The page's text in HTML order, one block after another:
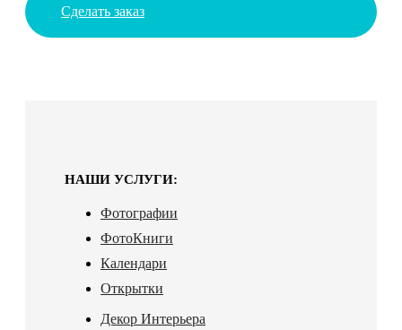
Сделать заказ
НАШИ УСЛУГИ:
Фотографии
ФотоКниги
Календари
Открытки
Декор Интерьера